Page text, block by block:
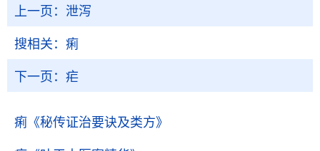
上一页： 泄泻
搜相关： 痢
下一页： 疟
痢 《秘传证治要诀及类方》